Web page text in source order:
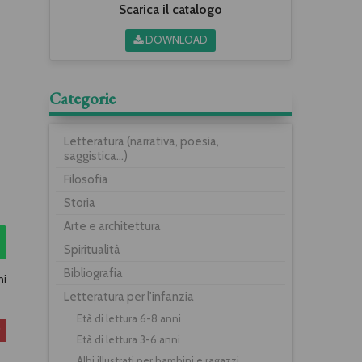
Scarica il catalogo
DOWNLOAD
Categorie
Letteratura (narrativa, poesia,
saggistica...)
Filosofia
Storia
Arte e architettura
Spiritualità
Bibliografia
Letteratura per l'infanzia
Età di lettura 6-8 anni
Età di lettura 3-6 anni